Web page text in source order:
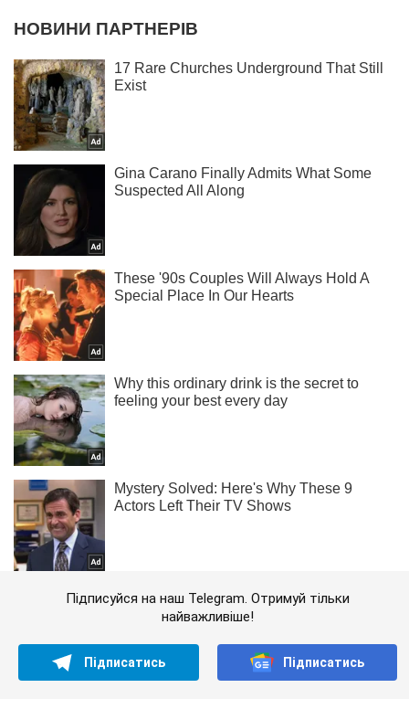
Підписуйся на наш Telegram. Отримуй тільки
найважливіше!
Підписатись Підписатись